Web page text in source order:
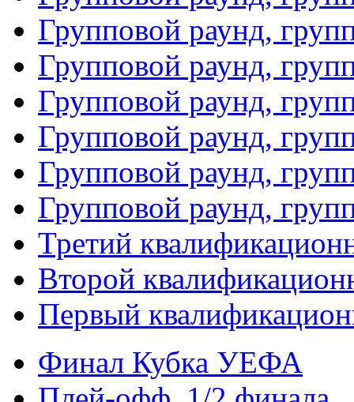
Групповой раунд,
Групповой раунд,
Групповой раунд,
Групповой раунд,
Групповой раунд,
Групповой раунд,
Третий
Второй
Первый
Финал Кубка УЕФА